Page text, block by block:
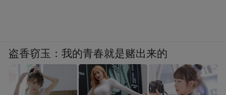
盗香窃玉：我的青春就是赌出来的